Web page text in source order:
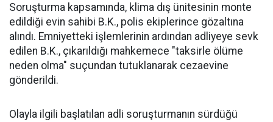
Soruşturma kapsamında, klima dış ünitesinin monte
edildiği evin sahibi B.K., polis ekiplerince gözaltına
alındı. Emniyetteki işlemlerinin ardından adliyeye sevk
edilen B.K., çıkarıldığı mahkemece "taksirle ölüme
neden olma" suçundan tutuklanarak cezaevine
gönderildi.
Olayla ilgili başlatılan adli soruşturmanın sürdüğü